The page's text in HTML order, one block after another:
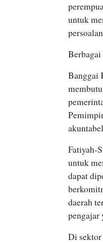
untuk
Banggai
Fatiyah-
untuk
dapat
daerah
pengajar
Di sektor